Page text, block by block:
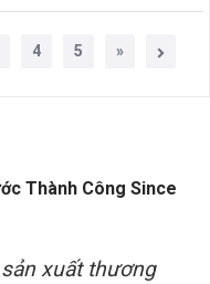
4 5 »
Thành Công Since
xuất thương